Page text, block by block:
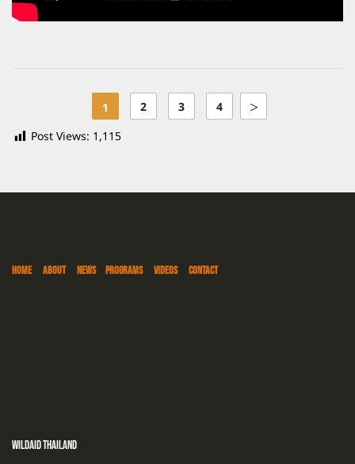
1 2 3
4
Post Views: 1,115
HOME ABOUT NEWS PROGRAMS VIDEOS CONTACT
WildAid Thailand